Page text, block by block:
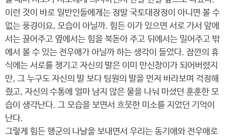
이런 것이 바로 일반인들에게는 정말 국토대장정이 아니면 볼 수
없는 풍경이요, 모습이 아닐까. 힘든 이가 있으면 서로 가서 앞에
서는 끌어주고 옆에서는 힘을 북돋아 주고 뒤에서는 밀어주고 밖
에서 볼 수 있는 전우애가 아닐까 하는 생각이 들었다. 잠깐의 휴
식에는 서로를 챙기고 자신의 발은 이미 만신창이가 되어버렸지
만, 그 누구도 자신의 발 보다 팀원의 발을 먼저 바라보며 걱정해
줬고, 자신의 수통에 얼마 남지 않은 물을 나눠 마셨던 훈훈한 모
습이 생각난다. 그 모습을 보면서 흐뭇한 미소를 지었던 기억이
난다.
그렇게 힘든 행군의 나날을 보내면서 우리는 동기애와 전우애로